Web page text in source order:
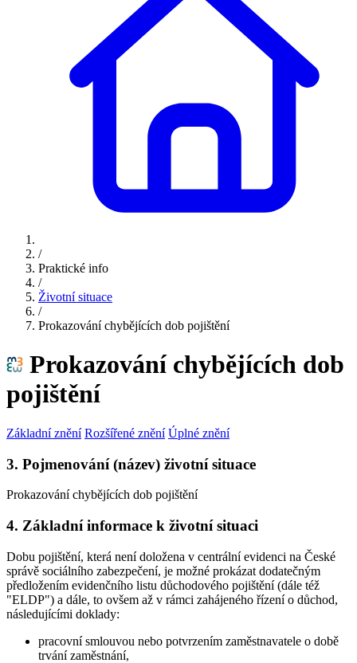
/
Praktické info
/
Životní situace
/
Prokazování chybějících dob pojištění
Prokazování chybějících dob
pojištění
Základní znění Rozšířené znění Úplné znění
3. Pojmenování (název) životní situace
Prokazování chybějících dob pojištění
4. Základní informace k životní situaci
Dobu pojištění, která není doložena v centrální evidenci na České
správě sociálního zabezpečení, je možné prokázat dodatečným
předložením evidenčního listu důchodového pojištění (dále též
"ELDP") a dále, to ovšem až v rámci zahájeného řízení o důchod,
následujícími doklady:
pracovní smlouvou nebo potvrzením zaměstnavatele o době
trvání zaměstnání,